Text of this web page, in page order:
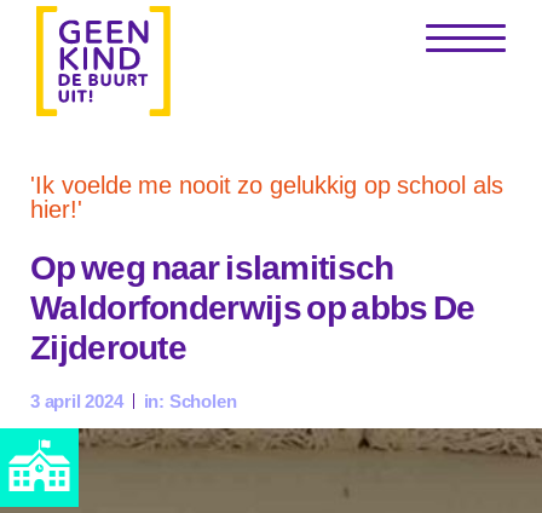
'Ik voelde me nooit zo gelukkig op school als
hier!'
Op weg naar islamitisch
Waldorfonderwijs op abbs De
Zijderoute
3 april 2024 in: Scholen